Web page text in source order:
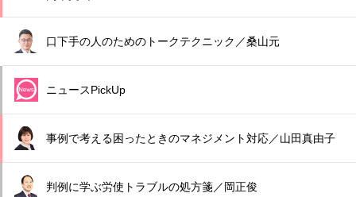
口下手の人のためのトークテクニック／桑山元
ニュースPickUp
事例で考える困ったときのマネジメント対応／山田真由子
判例に学ぶ労使トラブルの処方箋／岡正俊